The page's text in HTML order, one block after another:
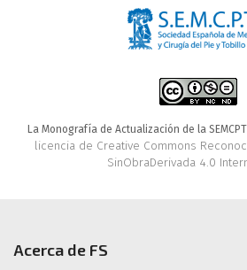
La Monografía de Actualización de la
licencia de Creative Commons
SinObraDerivada 4.0
Acerca de FS